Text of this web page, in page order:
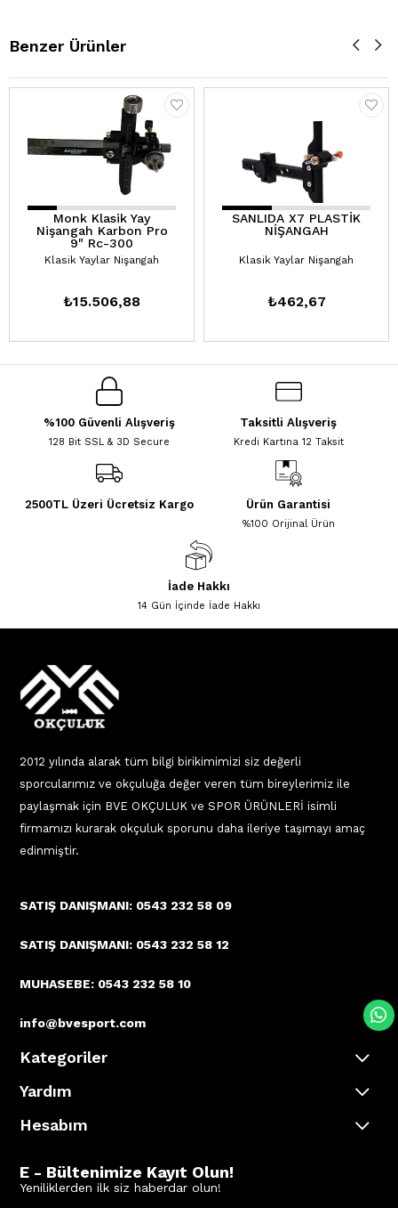
Benzer Ürünler
Monk Klasik Yay
Nişangah Karbon Pro
9" Rc-300
Klasik Yaylar Nişangah
₺15.506,88
SANLIDA X7 PLASTİK
NİŞANGAH
Klasik Yaylar Nişangah
₺462,67
%100 Güvenli Alışveriş
128 Bit SSL & 3D Secure
Taksitli Alışveriş
Kredi Kartına 12 Taksit
2500TL Üzeri Ücretsiz Kargo Ürün Garantisi
%100 Orijinal Ürün
İade Hakkı
14 Gün İçinde İade Hakkı
2012 yılında alarak tüm bilgi birikimimizi siz değerli
sporcularımız ve okçuluğa değer veren tüm bireylerimiz ile
paylaşmak için BVE OKÇULUK ve SPOR ÜRÜNLERİ isimli
firmamızı kurarak okçuluk sporunu daha ileriye taşımayı amaç
edinmiştir.
SATIŞ DANIŞMANI: 0543 232 58 09
SATIŞ DANIŞMANI: 0543 232 58 12
MUHASEBE: 0543 232 58 10
info@bvesport.com
Kategoriler
Yardım
Hesabım
E - Bültenimize Kayıt Olun!
Yeniliklerden ilk siz haberdar olun!